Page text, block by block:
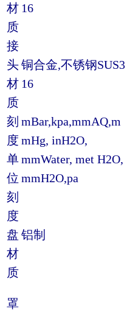
材
质
16
接
头
材
质
铜合金,不锈钢SUS3
16
刻
度
单
位
mBar,kpa,mmAQ,m
mHg, inH2O,
mmWater, met H2O,
mmH2O,pa
刻
度
盘
材
质
铝制
罩